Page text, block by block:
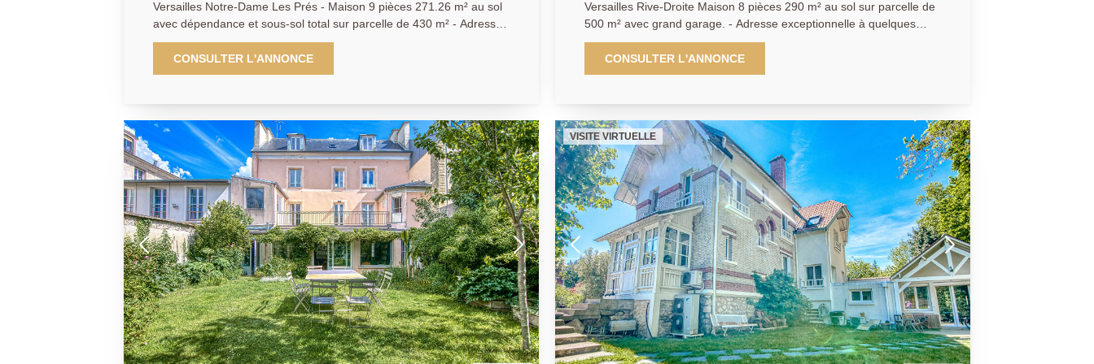
Versailles Notre-Dame Les Prés - Maison 9 pièces 271.26 m² au sol
avec dépendance et sous-sol total sur parcelle de 430 m² - Adresse
exceptionnelle en plein coeur du quartier des Prés à proximité
immédiate des commerces, écoles de renom (sectorisation Hoche)
et transports (5 minutes à pied de la gare Rive-Droite) pour cette
ravissant jardin agrémenté d'une très jolie dépendance faisant office
de garage avec mezzanine. Vous y découvrirez au rez-de-chaussée:
Entrée, wc invités, grande cuisine dinatoire de 27 m² entièrement
équipée, vaste séjour avec cheminée fonctionnelle ouvrant de plain
pied sur jardin, salle à manger, bureau. Au 1er étage: 3 très grandes
chambres (17, 15 / 21.2 / 21.72 m²), salle de bains avec wc, salle de
douche avec wc. Au 2ème étage: 3 chambres dont deux très vastes
(20.65 et 19.15 m²), buanderie, bureau, wc séparés. Vous serez
immédiatement sous le charme de ce bien unique par sa situation,
l'alliance des matériaux anciens et contemporains, les volumes et le
soin apporté à la rénovation . Rarissime dans le quartier . Exclusivité.
CONSULTER L'ANNONCE
Versailles Rive-Droite Maison 8 pièces 290 m² au sol sur parcelle de
500 m² avec grand garage. - Adresse exceptionnelle à quelques
minutes à pied de la gare Rive-Droite, des commerces (place du
Marché) et des écoles de renom pour cette magnifique maison
ancienne de 290 m² au sol (207.56 m² habitables) aux superbes
vestiaire, cuisine entièrement équipée donnant sur jardin, sublime
réception salon et salle à manger avec magnifique hauteur sous
plafond, poutres et cheminée, petit salon ou bureau. A l'étage: 3
chambres dont une très grande chambre parentale donnant sur une
terrasse spacieuse, vaste salle de bains. Au deuxième et dernier
étage: 3 belles chambres, salle de bains, dressing. Un sous-sol total
(avec buanderie, lingerie, cave à vin, salle de sport) complète ce
bien. Vous serez immédiatement séduits par l'emplacement, le
charme et les volumes de ce bien rarissime. Exclusivité.
CONSULTER L'ANNONCE
VISITE VIRTUELLE